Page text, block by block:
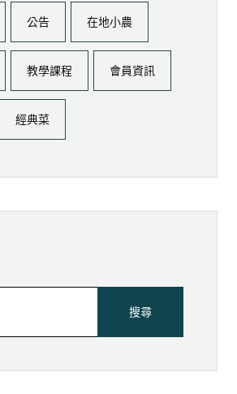
公告 在地小農
教學課程 會員資訊
經典菜